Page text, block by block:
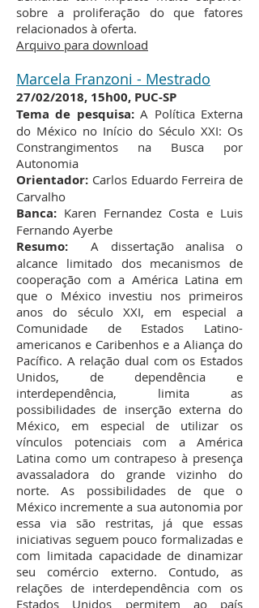
sobre a proliferação do que fatores
relacionados à oferta.
Arquivo para download​
Marcela Franzoni - Mestrado
27/02/2018, 15h00, PUC-SP
Tema de pesquisa:A Política Externa
do México no Início do Século XXI: Os
Constrangimentos na Busca por
Autonomia
Orientador: Carlos Eduardo Ferreira de
Carvalho
Banca: Karen Fernandez Costa e Luis
Fernando Ayerbe
Resumo: A dissertação analisa o
alcance limitado dos mecanismos de
cooperação com a América Latina em
que o México investiu nos primeiros
anos do século XXI, em especial a
Comunidade de Estados Latino-
americanos e Caribenhos e a Aliança do
Pacífico. A relação dual com os Estados
Unidos, de dependência e
interdependência, limita as
possibilidades de inserção externa do
México, em especial de utilizar os
vínculos potenciais com a América
Latina como um contrapeso à presença
avassaladora do grande vizinho do
norte. As possibilidades de que o
México incremente a sua autonomia por
essa via são restritas, já que essas
iniciativas seguem pouco formalizadas e
com limitada capacidade de dinamizar
seu comércio externo. Contudo, as
relações de interdependência com os
Estados Unidos permitem ao país